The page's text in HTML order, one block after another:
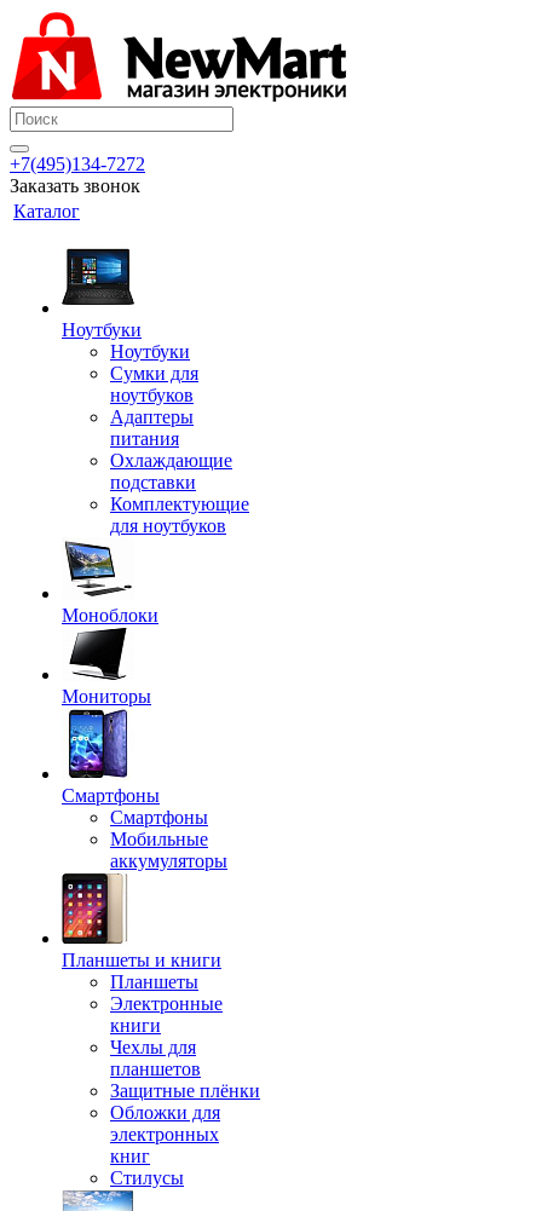
+7(495)134-7272
Заказать звонок
Каталог
Ноутбуки
Ноутбуки
Сумки для
ноутбуков
Адаптеры
питания
Охлаждающие
подставки
Комплектующие
для ноутбуков
Моноблоки
Мониторы
Смартфоны
Смартфоны
Мобильные
аккумуляторы
Планшеты и книги
Планшеты
Электронные
книги
Чехлы для
планшетов
Защитные плёнки
Обложки для
электронных
книг
Стилусы